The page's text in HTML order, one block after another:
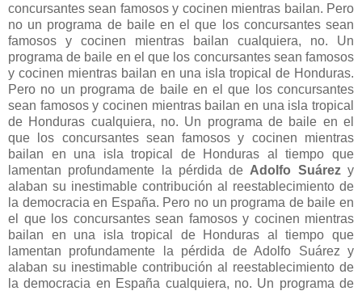
concursantes sean famosos y cocinen mientras bailan. Pero
no un programa de baile en el que los concursantes sean
famosos y cocinen mientras bailan cualquiera, no. Un
programa de baile en el que los concursantes sean famosos
y cocinen mientras bailan en una isla tropical de Honduras.
Pero no un programa de baile en el que los concursantes
sean famosos y cocinen mientras bailan en una isla tropical
de Honduras cualquiera, no. Un programa de baile en el
que los concursantes sean famosos y cocinen mientras
bailan en una isla tropical de Honduras al tiempo que
lamentan profundamente la pérdida de Adolfo Suárezy
alaban su inestimable contribución al reestablecimiento de
la democracia en España. Pero no un programa de baile en
el que los concursantes sean famosos y cocinen mientras
bailan en una isla tropical de Honduras al tiempo que
lamentan profundamente la pérdida de Adolfo Suárez y
alaban su inestimable contribución al reestablecimiento de
la democracia en España cualquiera, no. Un programa de